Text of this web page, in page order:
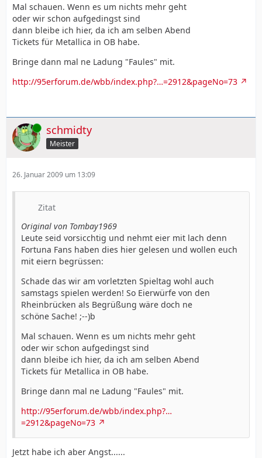
Mal schauen. Wenn es um nichts mehr geht
oder wir schon aufgedingst sind
dann bleibe ich hier, da ich am selben Abend
Tickets für Metallica in OB habe.
Bringe dann mal ne Ladung "Faules" mit.
http://95erforum.de/wbb/index.php?…=2912&pageNo=73
Online schmidty
Meister
26. Januar 2009 um 13:09
Zitat
Original von Tombay1969
Leute seid vorsicchtig und nehmt eier mit lach denn
Fortuna Fans haben dies hier gelesen und wollen euch
mit eiern begrüssen:
Schade das wir am vorletzten Spieltag wohl auch
samstags spielen werden! So Eierwürfe von den
Rheinbrücken als Begrüßung wäre doch ne
schöne Sache! ;--)b
Mal schauen. Wenn es um nichts mehr geht
oder wir schon aufgedingst sind
dann bleibe ich hier, da ich am selben Abend
Tickets für Metallica in OB habe.
Bringe dann mal ne Ladung "Faules" mit.
http://95erforum.de/wbb/index.php?…
=2912&pageNo=73
Jetzt habe ich aber Angst......